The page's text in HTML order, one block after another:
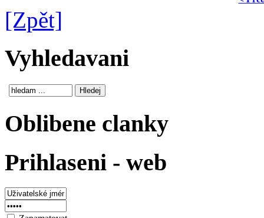
[Zpět]
Vyhledavani
Oblibene clanky
Prihlaseni - web